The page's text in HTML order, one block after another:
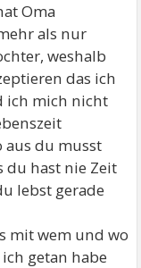
Oma
als nur
weshalb
das ich
ich mich nicht
aus du musst
du hast nie Zeit
lebst gerade
mit wem und wo
getan habe